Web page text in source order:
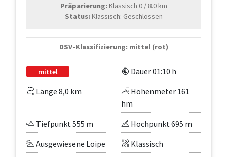
Präparierung: Klassisch 0 / 8.0 km
Status: Klassisch: Geschlossen
DSV-Klassifizierung: mittel (rot)
mittel
Dauer 01:10 h
Länge 8,0 km
Höhenmeter 161
hm
Tiefpunkt 555 m
Hochpunkt 695 m
Ausgewiesene Loipe
Klassisch